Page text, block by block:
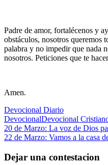
Padre de amor, fortalécenos y
obstáculos, nosotros queremos
palabra y no impedir que nada
nosotros. Peticiones que te
Amen.
Devocional Diario
DevocionalDevocional
Navegación
de
entradas
Entrada
anterior:
20 de Marzo: La voz de Dios
Siguiente
22 de Marzo: Vamos a la casa
Dejar una contestacion